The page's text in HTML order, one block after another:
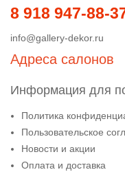
8 918 947-88-
info@gallery-dekor.ru
Адреса салонов
Информация для
Политика
Пользовательское
Новости и акции
Оплата и доставка